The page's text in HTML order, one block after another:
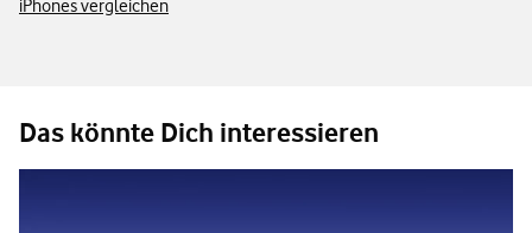
iPhones vergleichen
Das könnte Dich interessieren